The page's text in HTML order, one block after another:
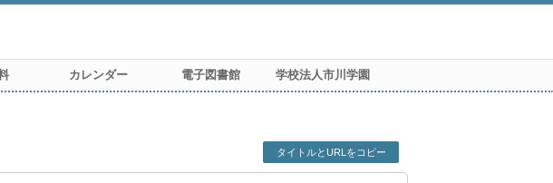
カレンダー 電子図書館 学校法人市川学園
タイトルとURLをコピー